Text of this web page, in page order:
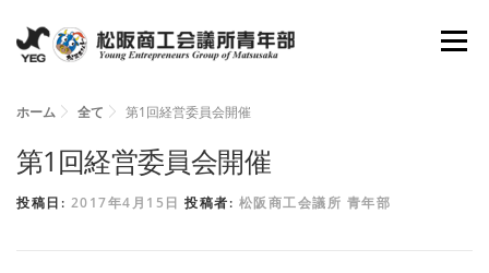
メニュ
ホーム YEGとは 会長所信
理事抱負 委員会 活動報告 資料倉庫
ホーム 全て 第1回経営委員会開催
第1回経営委員会開催
投稿日: 2017年4月15日 投稿者: 松阪商工会議所 青年部